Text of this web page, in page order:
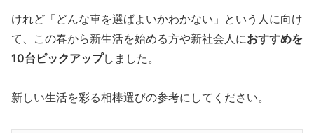
けれど「どんな車を選ばよいかわかない」という人に向け
て、この春から新生活を始める方や新社会人におすすめを
10台ピックアップしました。
新しい生活を彩る相棒選びの参考にしてください。